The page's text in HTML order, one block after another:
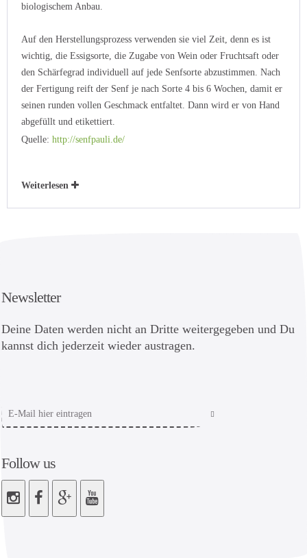
biologischem Anbau.
Auf den Herstellungsprozess verwenden sie viel Zeit, denn es ist
wichtig, die Essigsorte, die Zugabe von Wein oder Fruchtsaft oder
den Schärfegrad individuell auf jede Senfsorte abzustimmen. Nach
der Fertigung reift der Senf je nach Sorte 4 bis 6 Wochen, damit er
seinen runden vollen Geschmack entfaltet. Dann wird er von Hand
abgefüllt und etikettiert.
Quelle: http://senfpauli.de/
Weiterlesen
Newsletter
Deine Daten werden nicht an Dritte weitergegeben und Du
kannst dich jederzeit wieder austragen.
Follow us